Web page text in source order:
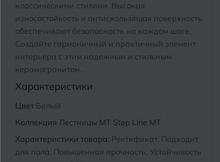
классическими стилями. Высокая
износостойкость и антискользящая поверхность
обеспечивают безопасность на каждом шаге.
Создайте гармоничный и практичный элемент
интерьера с этим надежным и стильным
керамогранитом.
Характеристики
Цвет Белый
Коллекция Лестницы MT Step Line MT
Характеристики товара: Ректификат, Подходит
для пола, Повышенная прочность, Устойчивость
Кемерово
Ковров
Котлас
Краснодар
Тюмень
У
Ульяновск
Ч Чебоксары